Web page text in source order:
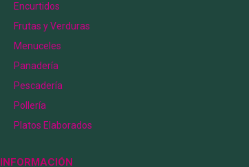
Encurtidos
Frutas y Verduras
Menuceles
Panadería
Pescadería
Pollería
Platos Elaborados
INFORMACIÓN